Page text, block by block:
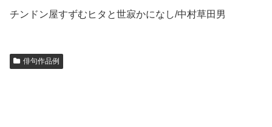
チンドン屋すずむヒタと世寂かになし/中村草田男
俳句作品例